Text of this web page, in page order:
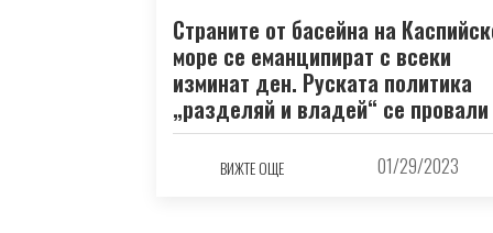
Страните от басейна на
море се еманципират с всеки
изминат ден. Руската политика
„разделяй и владей“ се провали
ВИЖТЕ ОЩЕ 01/29/2023